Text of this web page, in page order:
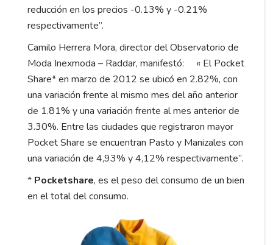
reducción en los precios -0.13% y -0.21%
respectivamente”.
Camilo Herrera Mora, director del Observatorio de
Moda Inexmoda – Raddar, manifestó: « El Pocket
Share* en marzo de 2012 se ubicó en 2.82%, con
una variación frente al mismo mes del año anterior
de 1.81% y una variación frente al mes anterior de
3.30%. Entre las ciudades que registraron mayor
Pocket Share se encuentran Pasto y Manizales con
una variación de 4,93% y 4,12% respectivamente”.
* Pocketshare, es el peso del consumo de un bien
en el total del consumo.